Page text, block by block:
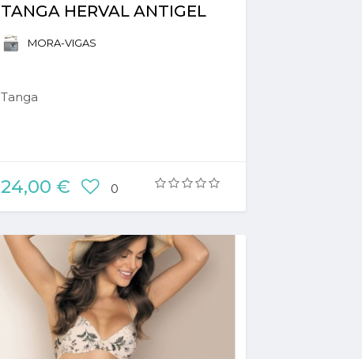
TANGA HERVAL ANTIGEL
MORA-VIGAS
Tanga
24,00 € 0